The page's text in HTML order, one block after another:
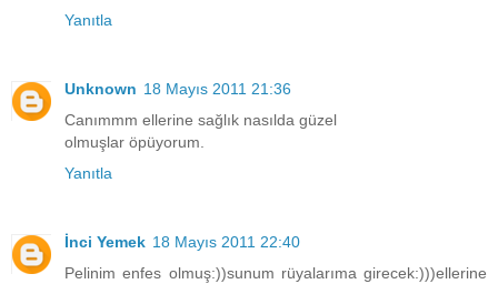
Yanıtla
Unknown 18 Mayıs 2011 21:36
Canımmm ellerine sağlık nasılda güzel
olmuşlar öpüyorum.
Yanıtla
İnci Yemek 18 Mayıs 2011 22:40
Pelinim enfes olmuş:))sunum rüyalarıma girecek:)))ellerine